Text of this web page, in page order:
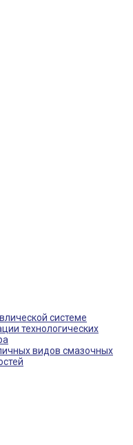
системе
технологических
видов смазочных